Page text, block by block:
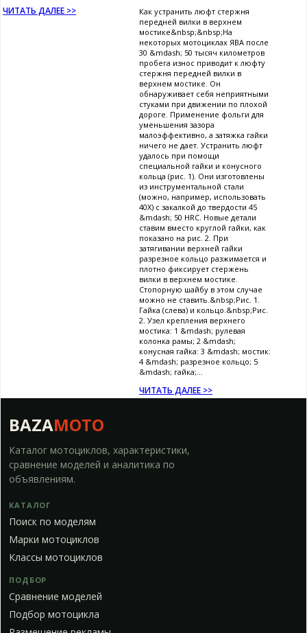
ЧИТАТЬ ДАЛЕЕ >>
Как устранить люфт стержня
передней вилки в верхнем
мостике&nbsp;&nbsp;На
некоторых мотоциклах ЯВА после
30 &mdash; 50 тысяч километров
пробега износ приводит к люфту
стержня передней вилки в
верхнем мостике. Он
обнаруживает себя неприятными
стуками при движении по плохой
дороге. Применение фольги для
уменьшения зазора
малоэффективно, а затяжка гайки
ничего не дает. Устранить люфт
удалось при помощи
специальной гайки и конусного
кольца (рис. 1). Они изготовлены
из инструментальной стали
(можно, например, использовать
40Х) с закалкой до твердости 45
&mdash; 50 HRC. Новые детали
ставим вместо круглой гайки, как
показано на рис. 2. При
затягивании верхней гайки
разрезное кольцо разжимается и
плотно фиксирует стержень
вилки в верхнем мостике.
Стопорную шайбу в этом случае
можно не ставить.&nbsp;Рис. 1.
Гайка (слева) и кольцо.&nbsp;Рис.
2. Узел крепления верхнего
мостика: 1 &mdash; рулевая
колонка рамы; 2 &mdash;
конусная гайка: 3 &mdash; мостик:
4 &mdash; разрезное кольцо; 5
&mdash; гайка;...
ЧИТАТЬ ДАЛЕЕ >>
BAZAMOTO
Каталог мотоциклов, характеристики,
сравнение моделей и аналитика по
объявлениям.
КАТАЛОГ
Поиск по моделям
Марки мотоциклов
Классы мотоциклов
ПОДБОР
Сравнение моделей
Подбор мотоцикла